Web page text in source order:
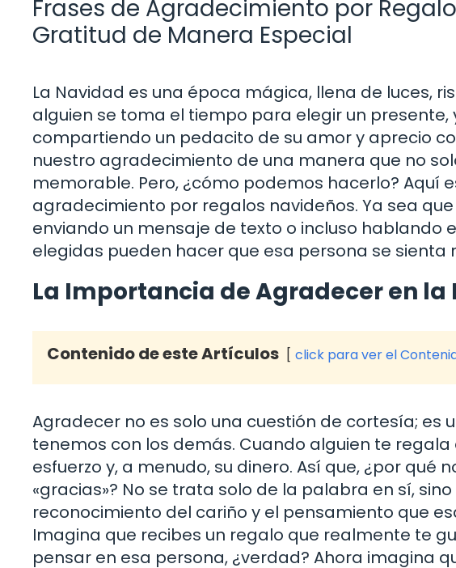
Frases de Agradecimiento por
Gratitud de Manera Especial
La Navidad es una época mágica, llena de luces,
alguien se toma el tiempo para elegir un
compartiendo un pedacito de su amor y aprecio
nuestro agradecimiento de una manera que no
memorable. Pero, ¿cómo podemos hacerlo? Aquí
agradecimiento por regalos navideños. Ya sea
enviando un mensaje de texto o incluso hablando
elegidas pueden hacer que esa persona se
La Importancia de Agradecer en la
Contenido de este Artículos click para ver el
Agradecer no es solo una cuestión de cortesía; es
tenemos con los demás. Cuando alguien te
esfuerzo y, a menudo, su dinero. Así que, ¿por qué
«gracias»? No se trata solo de la palabra en sí,
reconocimiento del cariño y el pensamiento que
Imagina que recibes un regalo que realmente te
pensar en esa persona, ¿verdad? Ahora imagina